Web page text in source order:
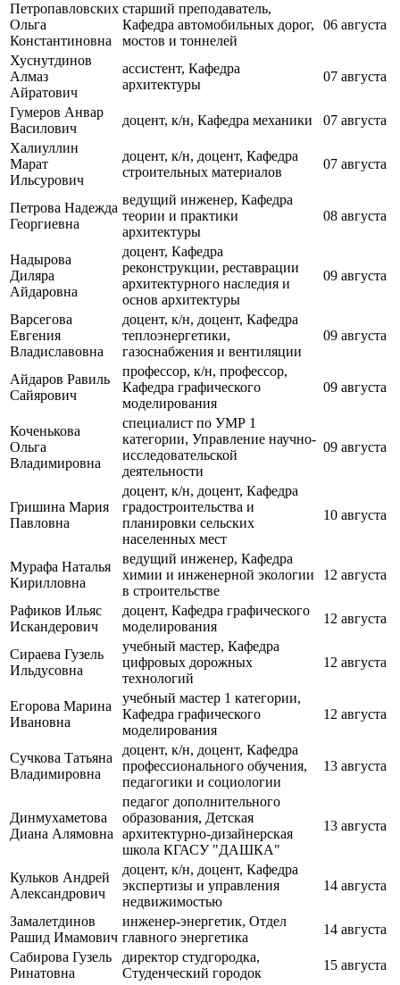
Петропавловских
Ольга
Константиновна
старший преподаватель,
Кафедра автомобильных дорог,
мостов и тоннелей
06 августа
Хуснутдинов
Алмаз
Айратович
ассистент, Кафедра
архитектуры
07 августа
Гумеров Анвар
Василович
доцент, к/н, Кафедра механики
07 августа
Халиуллин
Марат
Ильсурович
доцент, к/н, доцент, Кафедра
строительных материалов
07 августа
Петрова Надежда
Георгиевна
ведущий инженер, Кафедра
теории и практики
архитектуры
08 августа
Надырова
Диляра
Айдаровна
доцент, Кафедра
реконструкции, реставрации
архитектурного наследия и
основ архитектуры
09 августа
Варсегова
Евгения
Владиславовна
доцент, к/н, доцент, Кафедра
теплоэнергетики,
газоснабжения и вентиляции
09 августа
Айдаров Равиль
Сайярович
профессор, к/н, профессор,
Кафедра графического
моделирования
09 августа
Коченькова
Ольга
Владимировна
специалист по УМР 1
категории, Управление научно-
исследовательской
деятельности
09 августа
Гришина Мария
Павловна
доцент, к/н, доцент, Кафедра
градостроительства и
планировки сельских
населенных мест
10 августа
Мурафа Наталья
Кирилловна
ведущий инженер, Кафедра
химии и инженерной экологии
в строительстве
12 августа
Рафиков Ильяс
Искандерович
доцент, Кафедра графического
моделирования
12 августа
Сираева Гузель
Ильдусовна
учебный мастер, Кафедра
цифровых дорожных
технологий
12 августа
Егорова Марина
Ивановна
учебный мастер 1 категории,
Кафедра графического
моделирования
12 августа
Сучкова Татьяна
Владимировна
доцент, к/н, доцент, Кафедра
профессионального обучения,
педагогики и социологии
13 августа
Динмухаметова
Диана Алямовна
педагог дополнительного
образования, Детская
архитектурно-дизайнерская
школа КГАСУ "ДАШКА"
13 августа
Кульков Андрей
Александрович
доцент, к/н, доцент, Кафедра
экспертизы и управления
недвижимостью
14 августа
Замалетдинов
Рашид Имамович
инженер-энергетик, Отдел
главного энергетика
14 августа
Сабирова Гузель
Ринатовна
директор студгородка,
Студенческий городок
15 августа